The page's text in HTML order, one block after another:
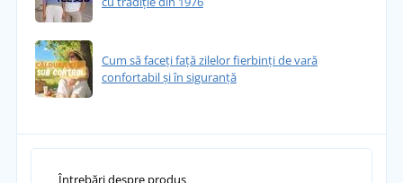
Cum să faceți față zilelor fierbinți de vară
confortabil și în siguranță
Întrebări despre produs